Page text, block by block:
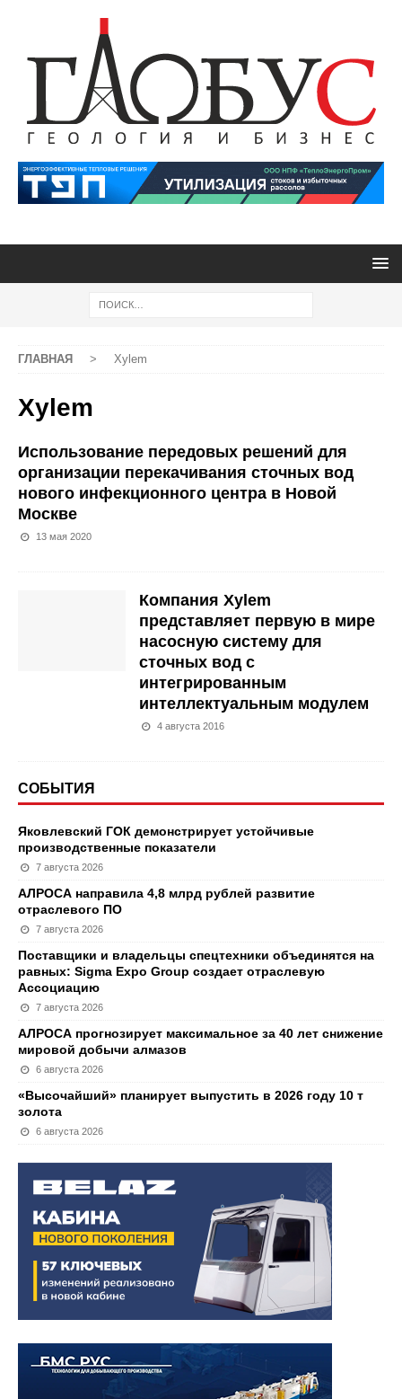
ГЛАВНАЯ > Xylem
Xylem
Использование передовых решений для
организации перекачивания сточных вод
нового инфекционного центра в Новой
Москве
13 мая 2020
Компания Xylem
представляет первую в мире
насосную систему для
сточных вод с
интегрированным
интеллектуальным модулем
4 августа 2016
СОБЫТИЯ
Яковлевский ГОК демонстрирует устойчивые
производственные показатели
7 августа 2026
АЛРОСА направила 4,8 млрд рублей развитие
отраслевого ПО
7 августа 2026
Поставщики и владельцы спецтехники объединятся на
равных: Sigma Expo Group создает отраслевую
Ассоциацию
7 августа 2026
АЛРОСА прогнозирует максимальное за 40 лет снижение
мировой добычи алмазов
6 августа 2026
«Высочайший» планирует выпустить в 2026 году 10 т
золота
6 августа 2026